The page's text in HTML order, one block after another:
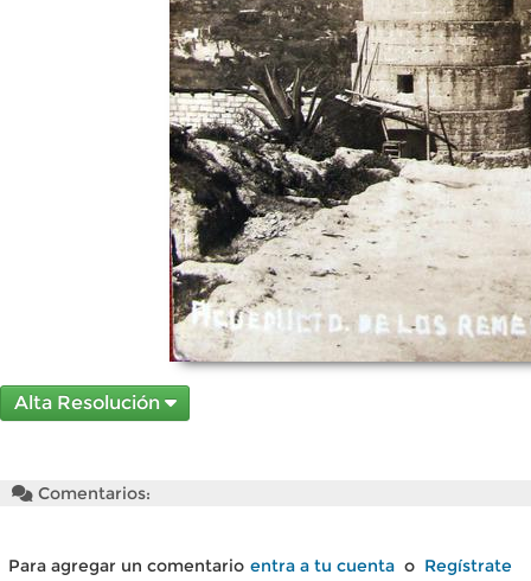
Alta Resolución
Comentarios:
Para agregar un comentario entra a tu cuenta o Regístrate